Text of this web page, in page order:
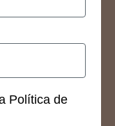
Política de